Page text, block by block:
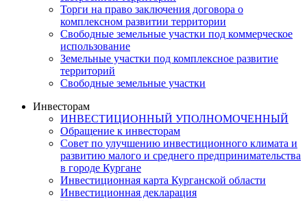
Торги на право заключения договора о
комплексном развитии территории
Свободные земельные участки под коммерческое
использование
Земельные участки под комплексное развитие
территорий
Свободные земельные участки
Инвесторам
ИНВЕСТИЦИОННЫЙ УПОЛНОМОЧЕННЫЙ
Обращение к инвесторам
Совет по улучшению инвестиционного климата и
развитию малого и среднего предпринимательства
в городе Кургане
Инвестиционная карта Курганской области
Инвестиционная декларация